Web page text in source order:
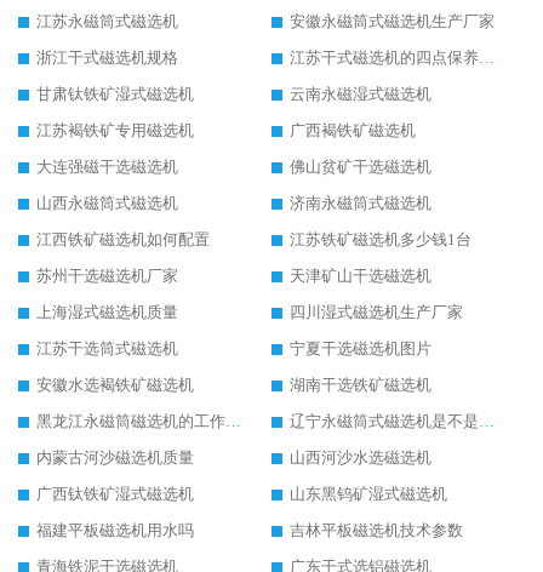
江苏永磁筒式磁选机
安徽永磁筒式磁选机生产厂家
浙江干式磁选机规格
江苏干式磁选机的四点保养秘籍
甘肃钛铁矿湿式磁选机
云南永磁湿式磁选机
江苏褐铁矿专用磁选机
广西褐铁矿磁选机
大连强磁干选磁选机
佛山贫矿干选磁选机
山西永磁筒式磁选机
济南永磁筒式磁选机
江西铁矿磁选机如何配置
江苏铁矿磁选机多少钱1台
苏州干选磁选机厂家
天津矿山干选磁选机
上海湿式磁选机质量
四川湿式磁选机生产厂家
江苏干选筒式磁选机
宁夏干选磁选机图片
安徽水选褐铁矿磁选机
湖南干选铁矿磁选机
黑龙江永磁筒磁选机的工作原理
辽宁永磁筒式磁选机是不是强磁
内蒙古河沙磁选机质量
山西河沙水选磁选机
广西钛铁矿湿式磁选机
山东黑钨矿湿式磁选机
福建平板磁选机用水吗
吉林平板磁选机技术参数
青海铁泥干选磁选机
广东干式选铝磁选机